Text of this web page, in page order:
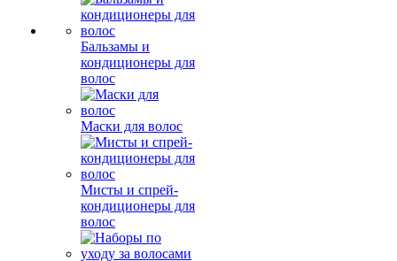
Бальзамы и
кондиционеры для
волос
Маски для волос
Мисты и спрей-
кондиционеры для
волос